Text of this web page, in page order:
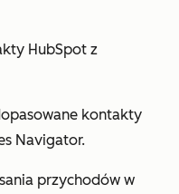
HubSpot z
kontakty
Navigator.
przychodów w